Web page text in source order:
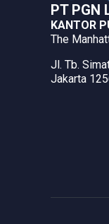
PT PGN
KANTOR
The
Jl. Tb.
Jakarta